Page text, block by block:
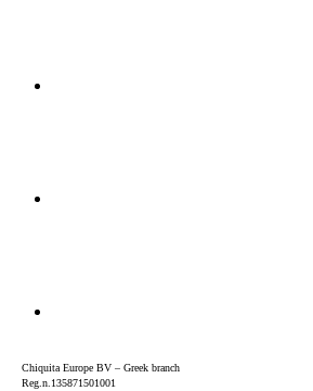
Chiquita Europe BV – Greek branch
Reg.n.135871501001